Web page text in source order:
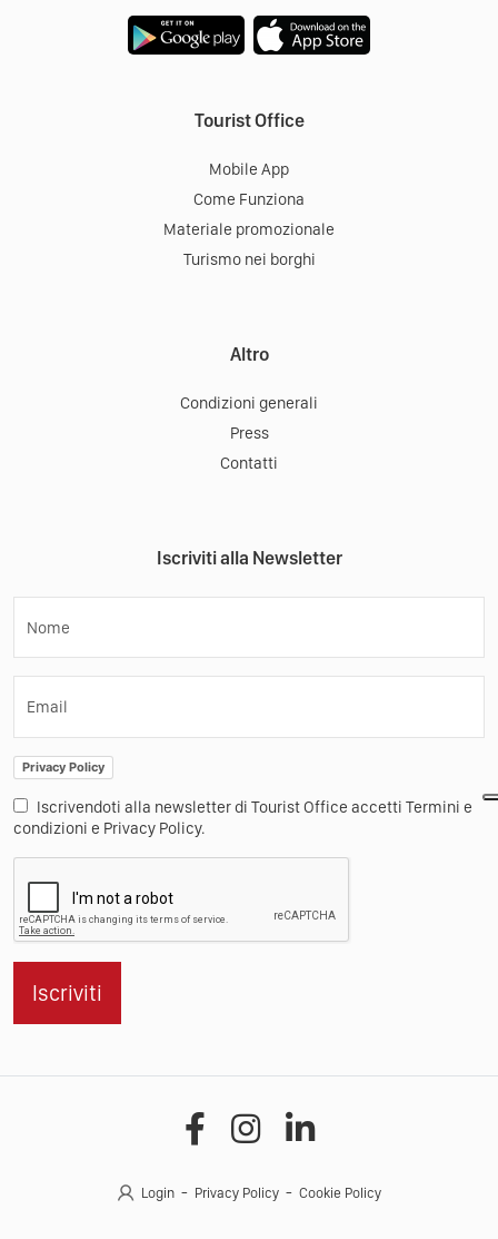
Tourist Office
Mobile App
Come Funziona
Materiale promozionale
Turismo nei borghi
Altro
Condizioni generali
Press
Contatti
Iscriviti alla Newsletter
Nome
Email
Privacy Policy
Iscrivendoti alla newsletter di Tourist Office accetti Termini e
condizioni e Privacy Policy.
Iscriviti
Login Privacy Policy Cookie Policy